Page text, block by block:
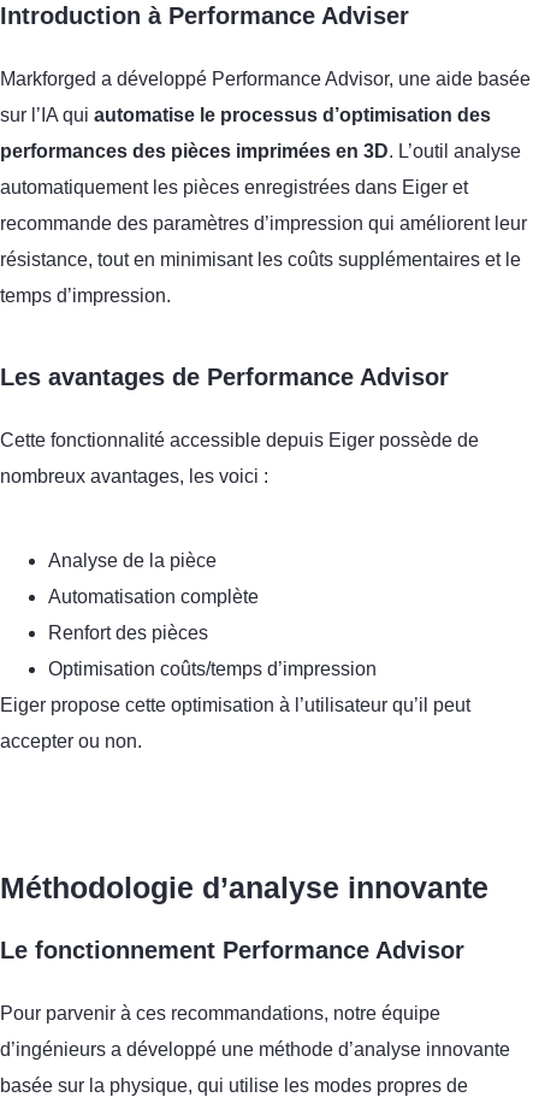
Introduction à Performance Adviser
Markforged a développé Performance Advisor, une aide basée
sur l’IA qui automatise le processus d’optimisation des
performances des pièces imprimées en 3D. L’outil analyse
automatiquement les pièces enregistrées dans Eiger et
recommande des paramètres d’impression qui améliorent leur
résistance, tout en minimisant les coûts supplémentaires et le
temps d’impression.
Les avantages de Performance Advisor
Cette fonctionnalité accessible depuis Eiger possède de
nombreux avantages, les voici :
Analyse de la pièce
Automatisation complète
Renfort des pièces
Optimisation coûts/temps d’impression
Eiger propose cette optimisation à l’utilisateur qu’il peut
accepter ou non.
Méthodologie d’analyse innovante
Le fonctionnement Performance Advisor
Pour parvenir à ces recommandations, notre équipe
d’ingénieurs a développé une méthode d’analyse innovante
basée sur la physique, qui utilise les modes propres de